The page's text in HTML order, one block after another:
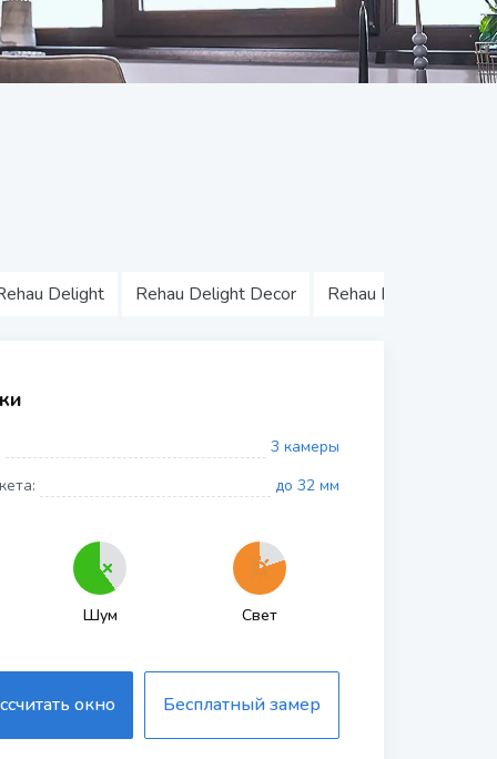
Delight Rehau Delight Decor Rehau Brilliant
3 камеры
до 32 мм
Шум Свет
окно Бесплатный замер